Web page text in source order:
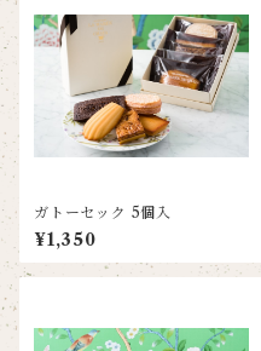
ガトーセック 5個入
¥1,350